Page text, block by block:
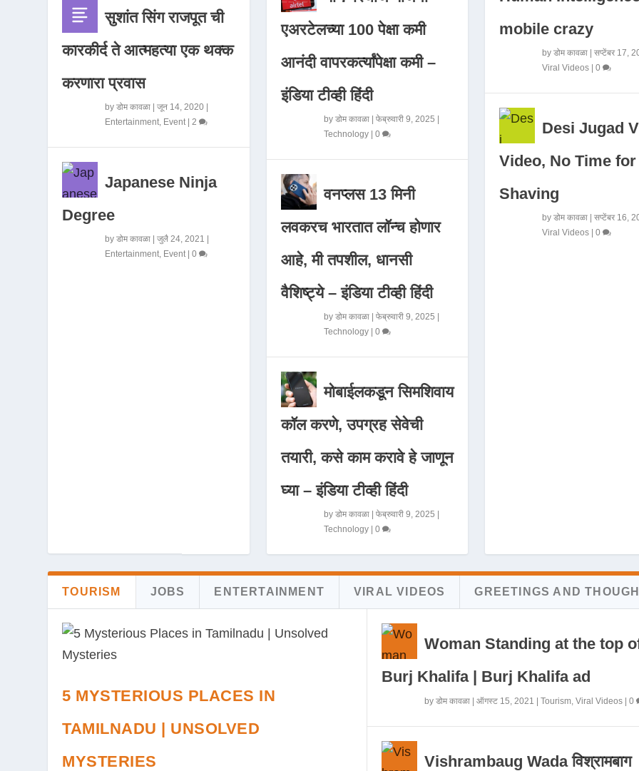
सुशांत सिंग राजपूत ची
कारकीर्द ते आत्महत्या एक थक्क
करणारा प्रवास
byडोम कावळा |जून 14, 2020
Entertainment, Event|2
Japanese Ninja
Degree
byडोम कावळा |जुलै 24, 2021
Entertainment, Event|0
एअरटेलच्या 100 पेक्षा कमी
आनंदी वापरकर्त्यांपेक्षा कमी –
इंडिया टीव्ही हिंदी
by डोम कावळा| फेब्रुवारी 9, 2025 |
Technology| 0
वनप्लस 13 मिनी
लवकरच भारतात लॉन्च होणार
आहे, मी तपशील, धानसी
वैशिष्ट्ये – इंडिया टीव्ही हिंदी
by डोम कावळा| फेब्रुवारी 9, 2025 |
Technology| 0
मोबाईलकडून सिमशिवाय
कॉल करणे, उपग्रह सेवेची
तयारी, कसे काम करावे हे जाणून
घ्या – इंडिया टीव्ही हिंदी
by डोम कावळा| फेब्रुवारी 9, 2025 |
Technology| 0
mobile crazy
by डोम कावळा| सप्टेंबर 17,
Viral Videos| 0
Desi Jugad
Video, No Time for
Shaving
by डोम कावळा| सप्टेंबर 16,
Viral Videos| 0
TOURISM JOBS ENTERTAINMENT VIRAL VIDEOS GREETINGS AND
5 MYSTERIOUS PLACES IN
TAMILNADU | UNSOLVED
MYSTERIES
Woman Standing at the top
Burj Khalifa | Burj Khalifa ad
by डोम कावळा| ऑगस्ट 15, 2021 | Tourism, Viral Videos| 0
Vishrambaug Wada विश्रामबाग